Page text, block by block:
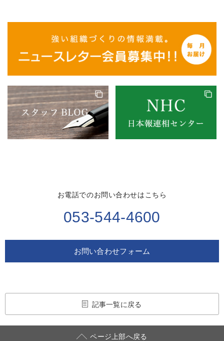
お電話でのお問い合わせはこちら
053-544-4600
お問い合わせフォーム
記事一覧に戻る
ページ上部へ戻る